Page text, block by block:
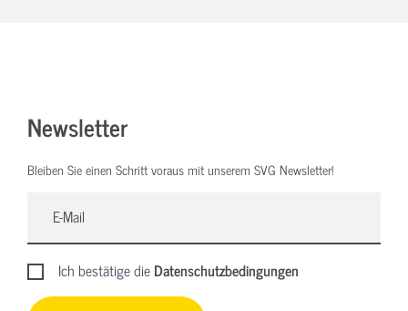
Newsletter
Bleiben Sie einen Schritt voraus mit unserem SVG Newsletter!
Ich bestätige dieDatenschutzbedingungen